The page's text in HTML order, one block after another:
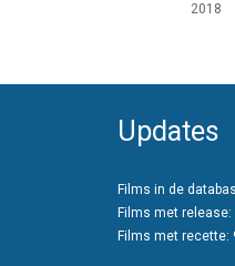
2018
Updates
Films in de
Films met release:
Films met recette: